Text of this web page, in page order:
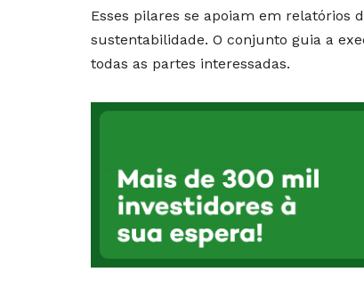
Esses pilares se apoiam em relatórios
sustentabilidade. O conjunto guia a
todas as partes interessadas.